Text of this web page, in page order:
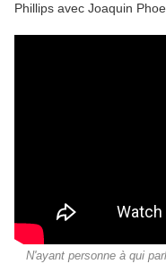
Phillips avec Joaquin
N'ayant personne à qui